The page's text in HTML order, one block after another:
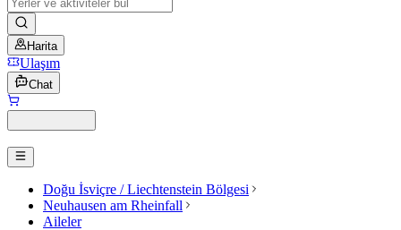
Harita
Ulaşım
Chat
Doğu İsviçre / Liechtenstein Bölgesi
Neuhausen am Rheinfall
Aileler